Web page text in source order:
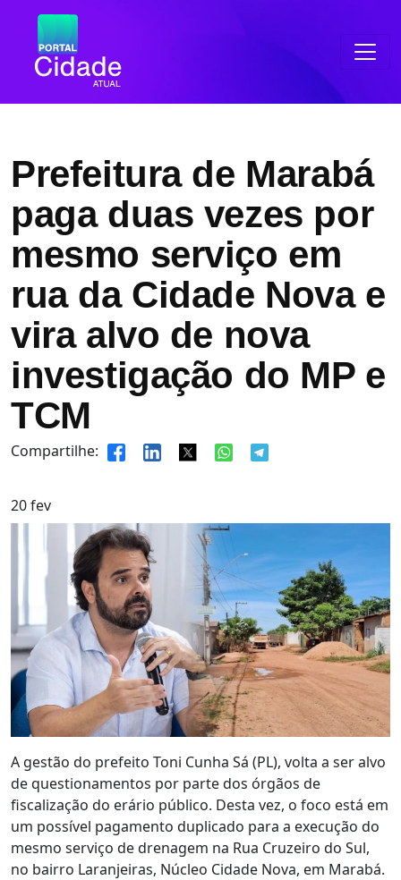
Prefeitura de Marabá
paga duas vezes por
mesmo serviço em
rua da Cidade Nova e
vira alvo de nova
investigação do MP e
TCM
Compartilhe:
20fev
A gestão do prefeito Toni Cunha Sá (PL), volta a ser alvo
de questionamentos por parte dos órgãos de
fiscalização do erário público. Desta vez, o foco está em
um possível pagamento duplicado para a execução do
mesmo serviço de drenagem na Rua Cruzeiro do Sul,
no bairro Laranjeiras, Núcleo Cidade Nova, em Marabá.